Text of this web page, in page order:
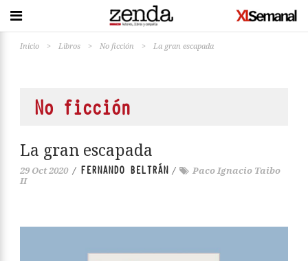
Inicio > Libros > No ficción > La gran escapada
No ficción
La gran escapada
29 Oct 2020 / FERNANDO BELTRÁN /
Paco Ignacio Taibo
II